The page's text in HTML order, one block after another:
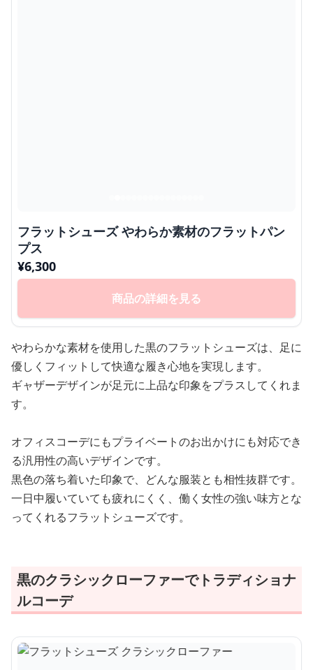
フラットシューズ やわらか素材のフラットパン
プス
¥6,300
商品の詳細を見る
やわらかな素材を使用した黒のフラットシューズは、足に
優しくフィットして快適な履き心地を実現します。
ギャザーデザインが足元に上品な印象をプラスしてくれま
す。
オフィスコーデにもプライベートのお出かけにも対応でき
る汎用性の高いデザインです。
黒色の落ち着いた印象で、どんな服装とも相性抜群です。
一日中履いていても疲れにくく、働く女性の強い味方とな
ってくれるフラットシューズです。
黒のクラシックローファーでトラディショナ
ルコーデ